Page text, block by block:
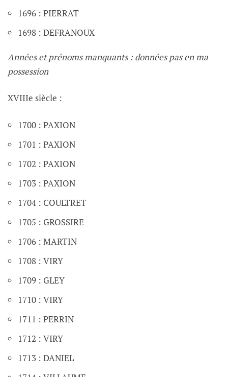
1696 : PIERRAT
1698 : DEFRANOUX
Années et prénoms manquants : données pas en ma
possession
XVIIIe siècle :
1700 : PAXION
1701 : PAXION
1702 : PAXION
1703 : PAXION
1704 : COULTRET
1705 : GROSSIRE
1706 : MARTIN
1708 : VIRY
1709 : GLEY
1710 : VIRY
1711 : PERRIN
1712 : VIRY
1713 : DANIEL